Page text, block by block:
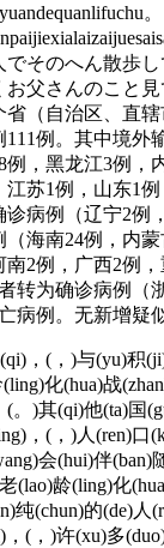
。
でそのへん散歩
お父さんのこ
省（自治区、直
例。其中境外
，黑龙江3例，
苏1例，山东1
病例（辽宁2例
海南24例，内
2例，广西2例，
转为确诊病例（
病例。无新增疑
(，)与(yu)积(ji)
化(hua)战
(。)其(qi)他(ta)国
，(，)人(ren)口
会(hui)伴(ban)
(lao)龄(ling)化
纯(chun)的(de)人
(，)许(xu)多